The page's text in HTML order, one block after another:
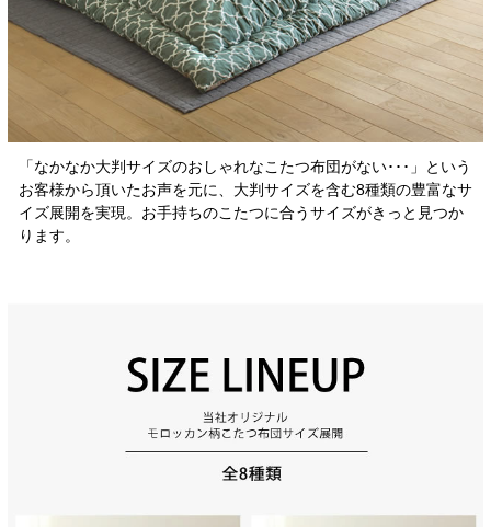
「なかなか大判サイズのおしゃれなこたつ布団がない･･･」という
お客様から頂いたお声を元に、大判サイズを含む8種類の豊富なサ
イズ展開を実現。お手持ちのこたつに合うサイズがきっと見つか
ります。